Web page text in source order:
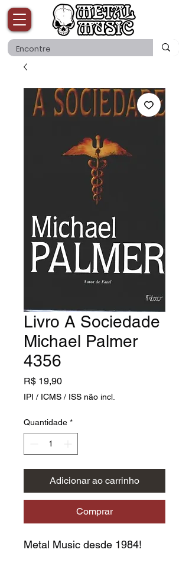
Livro A Sociedade
Michael Palmer
4356
R$ 19,90Preço
IPI / ICMS / ISS não incl.
Quantidade *
Adicionar ao carrinho
Comprar
Metal Music desde 1984!